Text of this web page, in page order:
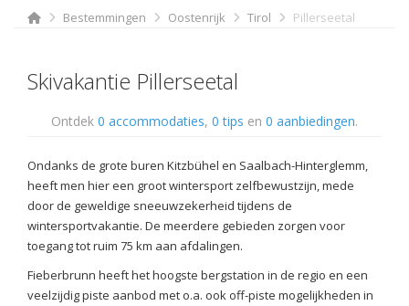
Bestemmingen Oostenrijk Tirol Pillerseetal
Skivakantie Pillerseetal
Ontdek 0 accommodaties, 0 tips en 0 aanbiedingen.
Ondanks de grote buren Kitzbühel en Saalbach-Hinterglemm,
heeft men hier een groot wintersport zelfbewustzijn, mede
door de geweldige sneeuwzekerheid tijdens de
wintersportvakantie. De meerdere gebieden zorgen voor
toegang tot ruim 75 km aan afdalingen.
Fieberbrunn heeft het hoogste bergstation in de regio en een
veelzijdig piste aanbod met o.a. ook off-piste mogelijkheden in